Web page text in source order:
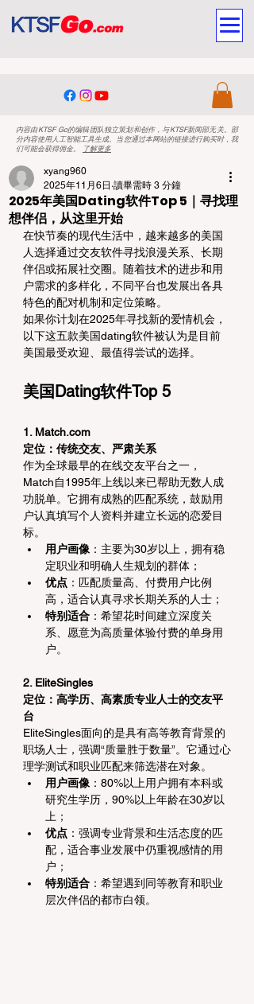
内容由KTSF Go的编辑团队独立策划和创作，与KTSF新闻部无关。部
分内容使用人工智能工具生成。当您通过本网站的链接进行购买时，我
们可能会获得佣金。
了解更多
2025年美国Dating软件Top 5｜寻找理
想伴侣，从这里开始
xyang960
2025年11月6日 讀畢需時 3 分鐘
在快节奏的现代生活中，越来越多的美国
人选择通过交友软件寻找浪漫关系、长期
伴侣或拓展社交圈。随着技术的进步和用
户需求的多样化，不同平台也发展出各具
特色的配对机制和定位策略。
如果你计划在2025年寻找新的爱情机会，
以下这五款美国dating软件被认为是目前
美国最受欢迎、最值得尝试的选择。
美国Dating软件Top 5
1. Match.com
定位：传统交友、严肃关系
作为全球最早的在线交友平台之一，
Match自1995年上线以来已帮助无数人成
功脱单。它拥有成熟的匹配系统，鼓励用
户认真填写个人资料并建立长远的恋爱目
标。
用户画像 ：主要为30岁以上，拥有稳
定职业和明确人生规划的群体；
优点 ：匹配质量高、付费用户比例
高，适合认真寻求长期关系的人士；
特别适合 ：希望花时间建立深度关
系、愿意为高质量体验付费的单身用
户。
2. EliteSingles
定位：高学历、高素质专业人士的交友平
台
EliteSingles面向的是具有高等教育背景的
职场人士，强调“质量胜于数量”。它通过心
理学测试和职业匹配来筛选潜在对象。
用户画像 ：80%以上用户拥有本科或
研究生学历，90%以上年龄在30岁以
上；
优点 ：强调专业背景和生活态度的匹
配，适合事业发展中仍重视感情的用
户；
特别适合 ：希望遇到同等教育和职业
层次伴侣的都市白领。